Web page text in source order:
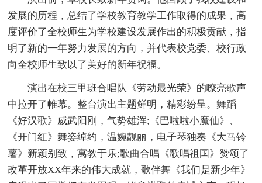
发展的历程，总结了学校教育教学工作取得的成果，高
度评价了全校师生为学校建设发展作出的积极贡献，指
明了新的一年努力发展的方向，并代表校党委、校行政
向全校师生致以了美好的新年祝福。
演出在校三甲班合唱队《劳动最光荣》的嘹亮歌声
中拉开了帷幕。整台演出主题鲜明，精彩纷呈。舞蹈
《好汉歌》威武阳刚，气势雄浑;《巴啦啦小魔仙》、
《开门红》舞姿绰约，温婉靓丽，电子琴独奏《大马铃
薯》新颖别致，寓教于乐;歌曲合唱《歌唱祖国》赞颂了
改革开放XX年来的伟大成就，歌伴舞《我们是新少年》